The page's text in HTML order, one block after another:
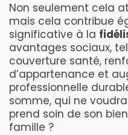
Non seulement cela
mais cela contribue
significative à la
avantages sociaux,
couverture santé,
d’appartenance et
professionnelle
somme, qui ne
prend soin de son
famille ?